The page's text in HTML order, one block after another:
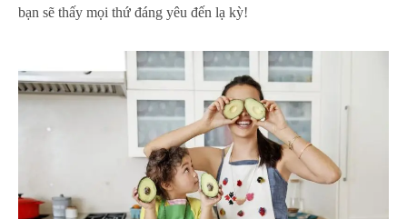
bạn sẽ thấy mọi thứ đáng yêu đến lạ kỳ!